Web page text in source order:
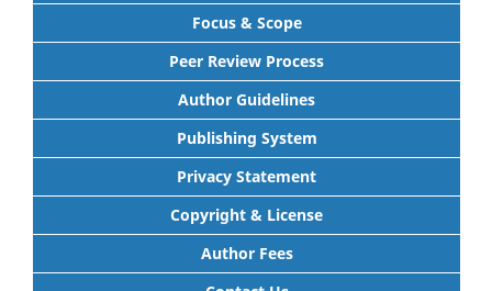
Focus & Scope
Peer Review Process
Author Guidelines
Publishing System
Privacy Statement
Copyright & License
Author Fees